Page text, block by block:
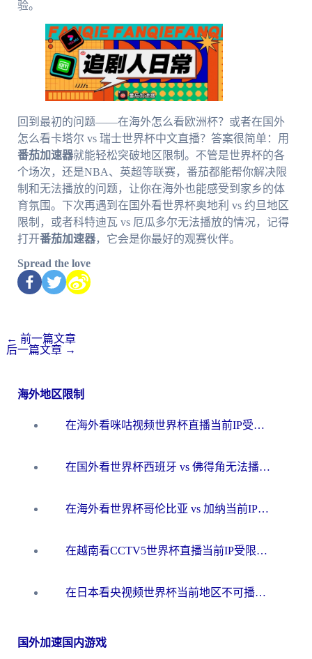
验。
回到最初的问题——在海外怎么看欧洲杯？或者在国外
怎么看卡塔尔 vs 瑞士世界杯中文直播？答案很简单：用
番茄加速器就能轻松突破地区限制。不管是世界杯的各
个场次，还是NBA、英超等联赛，番茄都能帮你解决限
制和无法播放的问题，让你在海外也能感受到家乡的体
育氛围。下次再遇到在国外看世界杯奥地利 vs 约旦地区
限制，或者科特迪瓦 vs 厄瓜多尔无法播放的情况，记得
打开番茄加速器，它会是你最好的观赛伙伴。
Spread the love
← 前一篇文章
后一篇文章 →
海外地区限制
在海外看咪咕视频世界杯直播当前IP受限制？这篇指南帮你搞定所有体育赛事观看难题
在国外看世界杯西班牙 vs 佛得角无法播放？这篇指南帮你解锁所有中文体育直播
在海外看世界杯哥伦比亚 vs 加纳当前IP受限制？这篇指南帮你流畅看中文解说赛事
在越南看CCTV5世界杯直播当前IP受限制？海外党体育观赛终极指南来了
在日本看央视频世界杯当前地区不可播放？海外党体育观赛终极指南
国外加速国内游戏